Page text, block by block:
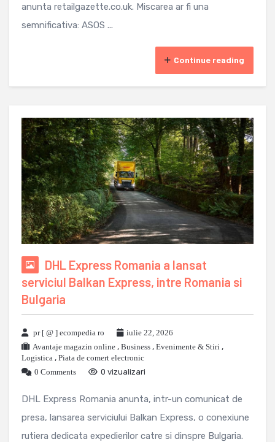
anunta retailgazette.co.uk. Miscarea ar fi una
semnificativa: ASOS ...
Continue reading
DHL Express Romania a lansat
serviciul Balkan Express, intre Romania si
Bulgaria
pr [ @ ] ecompedia ro
iulie 22, 2026
Avantaje magazin online , Business , Evenimente & Stiri ,
Logistica , Piata de comert electronic
0 Comments
0 vizualizari
DHL Express Romania anunta, intr-un comunicat de
presa, lansarea serviciului Balkan Express, o conexiune
rutiera dedicata expedierilor catre si dinspre Bulgaria.